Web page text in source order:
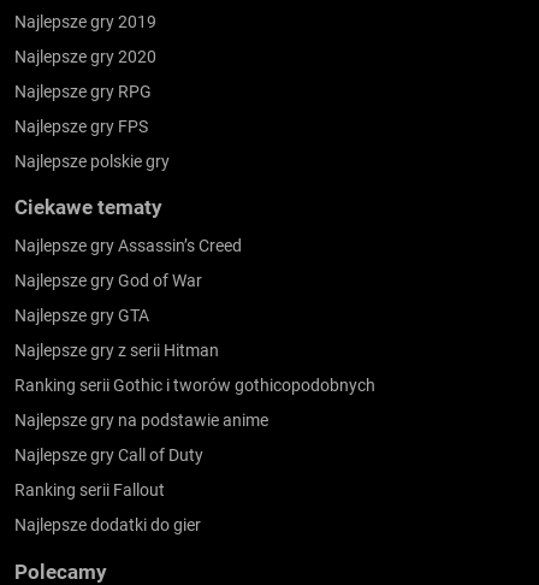
Najlepsze gry 2019
Najlepsze gry 2020
Najlepsze gry RPG
Najlepsze gry FPS
Najlepsze polskie gry
Ciekawe tematy
Najlepsze gry Assassin’s Creed
Najlepsze gry God of War
Najlepsze gry GTA
Najlepsze gry z serii Hitman
Ranking serii Gothic i tworów gothicopodobnych
Najlepsze gry na podstawie anime
Najlepsze gry Call of Duty
Ranking serii Fallout
Najlepsze dodatki do gier
Polecamy